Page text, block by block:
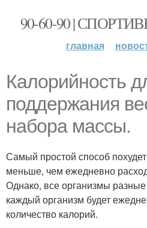
90-60-90 |
главная
Калорийность
поддержания
набора массы.
Самый простой способ
меньше, чем ежедневно
Однако, все организмы разные
каждый организм будет
количество калорий.